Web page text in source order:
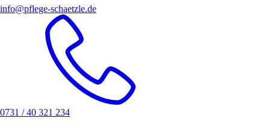
info@pflege-schaetzle.de
0731 / 40 321 234